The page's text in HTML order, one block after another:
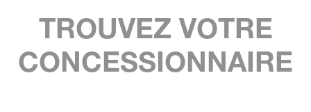
TROUVEZ VOTRE
CONCESSIONNAIRE